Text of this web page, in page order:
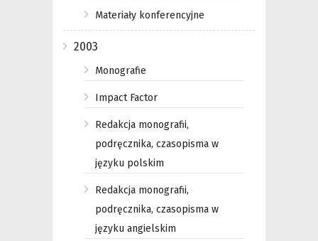
Materiały konferencyjne
2003
Monografie
Impact Factor
Redakcja monografii,
podręcznika, czasopisma w
języku polskim
Redakcja monografii,
podręcznika, czasopisma w
języku angielskim